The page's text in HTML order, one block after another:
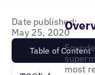
Date published:
May 25, 2020
Table of Content
most